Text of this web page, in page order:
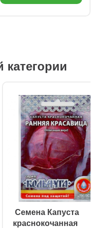
категории
ㅤ Семена Капуста
краснокочанная